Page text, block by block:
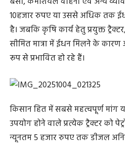
10हजार रुपए या उससे अधिक तक
है। जबकि कृषि कार्य हेतु प्रयुक्त
सीमित मात्रा में ईधन मिलने के
रूप से प्रभावित हो रहे हैं।
किसान हित में सबसे महत्वपूर्ण मांग
उपयोग होने वाले प्रत्येक ट्रैक्टर को
न्यूनतम 5 हजार रुपए तक डीजल